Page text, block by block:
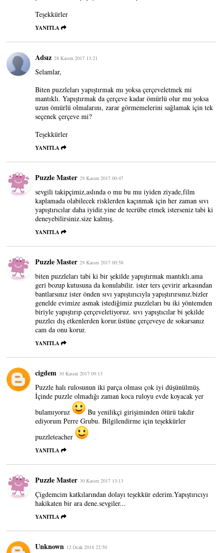
Teşekkürler
YANITLA
Adsız 28 Kasım 2017 13:21
Selamlar,
Biten puzzleları yapıştırmak mı yoksa çerçeveletmek mi
mantıklı. Yapıştırmak da çerçeve kadar ömürlü olur mu yoksa
uzun ömürlü olmalarını, zarar görmemelerini sağlamak için tek
seçenek çerçeve mi?
Teşekkürler
YANITLA
Puzzle Master 29 Kasım 2017 00:47
sevgili takipçimiz,aslında o mu bu mu iyiden ziyade,film
kaplamada olabilecek risklerden kaçınmak için her zaman sıvı
yapıştırıcılar daha iyidir.yine de tecrübe etmek isterseniz tabi ki
deneyebilirsiniz.size kalmış.
YANITLA
Puzzle Master 29 Kasım 2017 00:58
biten puzzleları tabi ki bir şekilde yapıştırmak mantıklı.ama
geri bozup kutusuna da konulabilir. ister ters çevirir arkasından
bantlarsınız ister önden sıvı yapıştırıcıyla yapıştırırsınız.bizler
genelde evimize asmak istediğimiz puzzleları bu iki yöntemden
biriyle yapıştırıp çerçeveletiyoruz. sıvı yapıştıcılar bi şekilde
puzzleı dış etkenlerden korur.üstüne çerçeveye de sokarsanız
cam da onu korur.
YANITLA
cigdem 30 Kasım 2017 09:13
Puzzle halı rulosunun iki parça olması çok iyi düşünülmüş.
İçinde puzzle olmadığı zaman koca ruloyu evde koyacak yer
bulamıyoruz
Bu yenilikçi girişiminden ötürü takdir
ediyorum Perre Grubu. Bilgilendirme için teşekkürler
puzzleteacher
YANITLA
Puzzle Master 30 Kasım 2017 13:13
Çigdemcim katkılarından dolayı teşekkür ederim.Yapıştırıcıyı
hakikaten bir ara dene.sevgiler...
YANITLA
Unknown 12 Ocak 2018 22:50